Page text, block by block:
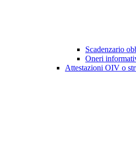
Scadenzario
Oneri
Attestazioni OIV o